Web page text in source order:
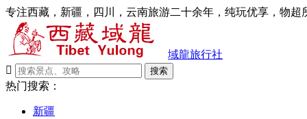
专注西藏，新疆，四川，云南旅游二十余年，纯玩优享，物超
域龍旅行社

搜索
热门搜索：
新疆